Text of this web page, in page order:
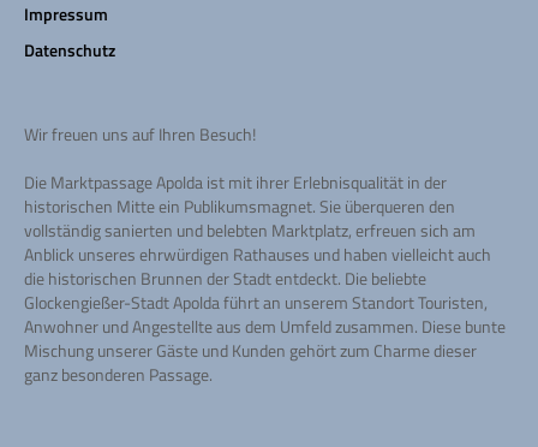
Impressum
Datenschutz
Wir freuen uns auf Ihren Besuch!
Die Marktpassage Apolda ist mit ihrer Erlebnisqualität in der
historischen Mitte ein Publikumsmagnet. Sie überqueren den
vollständig sanierten und belebten Marktplatz, erfreuen sich am
Anblick unseres ehrwürdigen Rathauses und haben vielleicht auch
die historischen Brunnen der Stadt entdeckt. Die beliebte
Glockengießer-Stadt Apolda führt an unserem Standort Touristen,
Anwohner und Angestellte aus dem Umfeld zusammen. Diese bunte
Mischung unserer Gäste und Kunden gehört zum Charme dieser
ganz besonderen Passage.